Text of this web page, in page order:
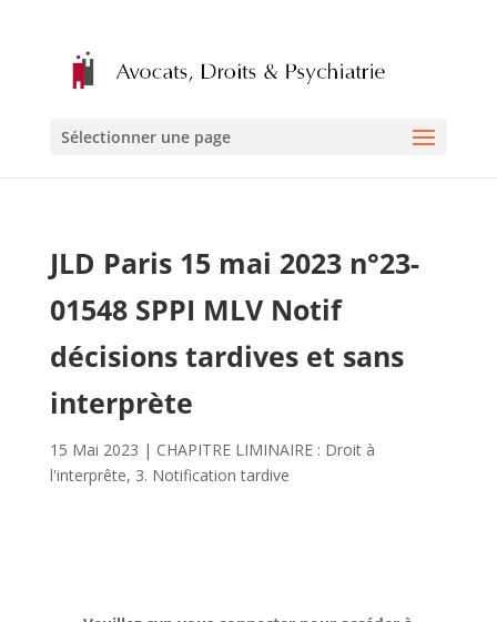
Sélectionner une page
JLD Paris 15 mai 2023 n°23-
01548 SPPI MLV Notif
décisions tardives et sans
interprète
15 Mai 2023 | CHAPITRE LIMINAIRE : Droit à
l'interprête, 3. Notification tardive